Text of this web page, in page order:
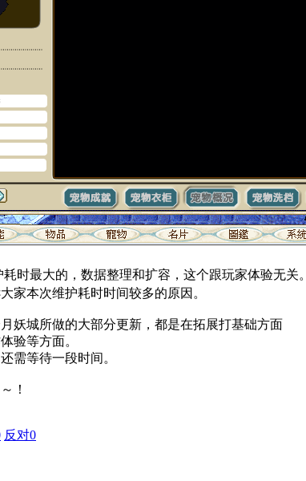
时最大的，数据整理和扩容，这个跟玩家体验无关。
家本次维护耗时时间较多的原因。
妖城所做的大部分更新，都是在拓展打基础方面
验等方面。
需等待一段时间。
！
反对0